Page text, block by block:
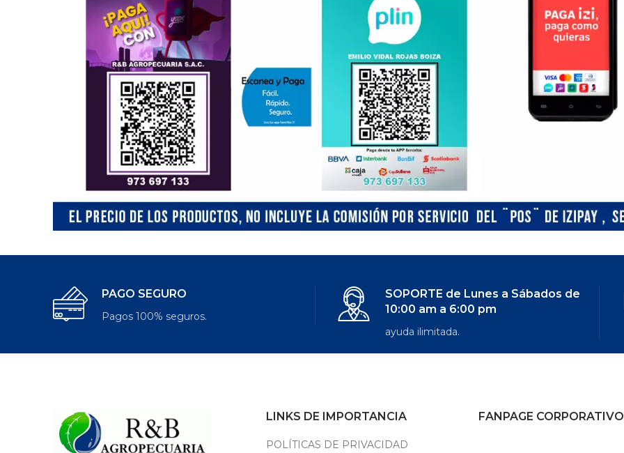
PAGO SEGURO
Pagos 100% seguros.
SOPORTE de Lunes a Sábados de
10:00 am a 6:00 pm
ayuda ilimitada.
LINKS DE IMPORTANCIA
POLÍTICAS DE PRIVACIDAD
FANPAGE CORPORATIVO